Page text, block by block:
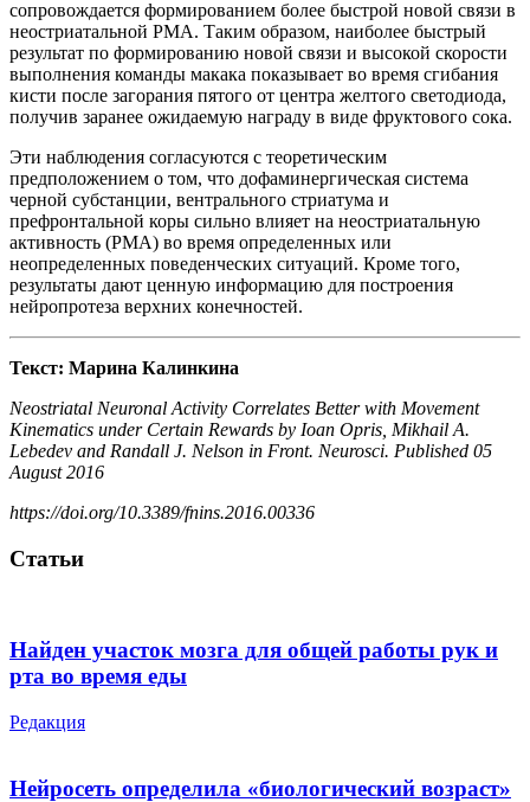
сопровождается формированием более быстрой новой связи в
неостриатальной PMA. Таким образом, наиболее быстрый
результат по формированию новой связи и высокой скорости
выполнения команды макака показывает во время сгибания
кисти после загорания пятого от центра желтого светодиода,
получив заранее ожидаемую награду в виде фруктового сока.
Эти наблюдения согласуются с теоретическим
предположением о том, что дофаминергическая система
черной субстанции, вентрального стриатума и
префронтальной коры сильно влияет на неостриатальную
активность (РМА) во время определенных или
неопределенных поведенческих ситуаций. Кроме того,
результаты дают ценную информацию для построения
нейропротеза верхних конечностей.
Текст: Марина Калинкина
Neostriatal Neuronal Activity Correlates Better with Movement
Kinematics under Certain Rewards by Ioan Opris, Mikhail A.
Lebedev and Randall J. Nelson in Front. Neurosci. Published 05
August 2016
https://doi.org/10.3389/fnins.2016.00336
Статьи
Найден участок мозга для общей работы рук и
рта во время еды
Редакция
Нейросеть определила «биологический возраст»